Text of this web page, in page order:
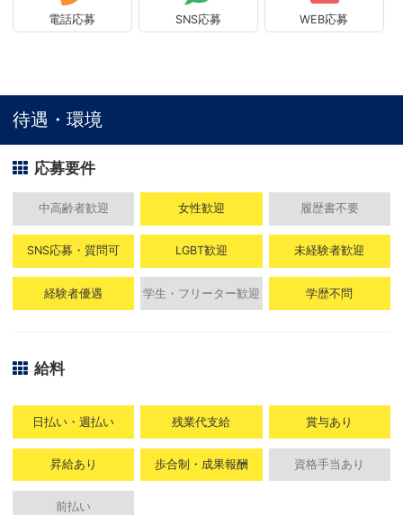
電話応募 SNS応募 WEB応募
待遇・環境
応募要件
中高齢者歓迎 女性歓迎 履歴書不要
SNS応募・質問可 LGBT歓迎 未経験者歓迎
経験者優遇 学生・フリーター歓迎 学歴不問
給料
日払い・週払い 残業代支給 賞与あり
昇給あり 歩合制・成果報酬 資格手当あり
前払い